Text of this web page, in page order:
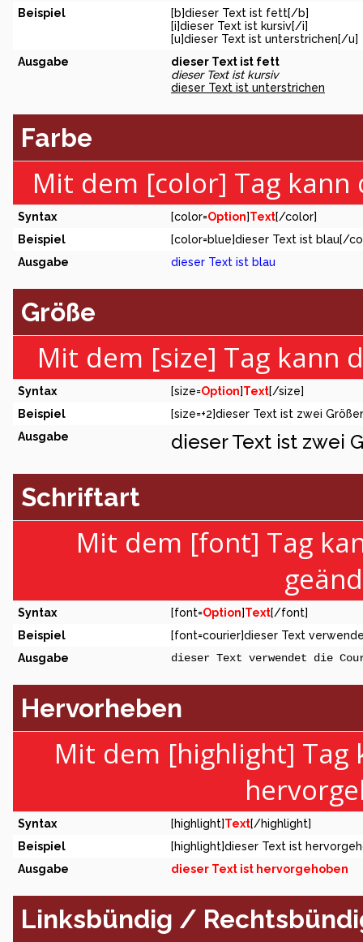
Beispiel
[b]dieser Text ist fett[/b]
[i]dieser Text ist kursiv[/i]
[u]dieser Text ist unterstrichen[/u]
Ausgabe
dieser Text ist fett
dieser Text ist kursiv
dieser Text ist unterstrichen
Farbe
Mit dem [color] Tag
Syntax [color=Option]Text[/color]
Beispiel
[color=blue]dieser Text ist blau[/
Ausgabe
dieser Text ist blau
Größe
Mit dem [size] Tag kann
Syntax [size=Option]Text[/size]
Beispiel
[size=+2]dieser Text ist zwei
Ausgabe
dieser Text ist zwei
Schriftart
Mit dem [font] Tag
Syntax [font=Option]Text[/font]
Beispiel
[font=courier]dieser Text
Ausgabe
dieser Text verwendet die
Hervorheben
Mit dem [highlight] Tag
Syntax [highlight]Text[/highlight]
Beispiel
[highlight]dieser Text ist
Ausgabe
dieser Text ist hervorgehoben
Linksbündig /